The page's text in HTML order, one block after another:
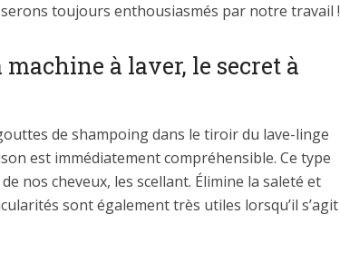
toujours enthousiasmés par notre travail !
à laver, le secret à
de shampoing dans le tiroir du lave-linge
est immédiatement compréhensible. Ce type
nos cheveux, les scellant. Élimine la saleté et
sont également très utiles lorsqu’il s’agit